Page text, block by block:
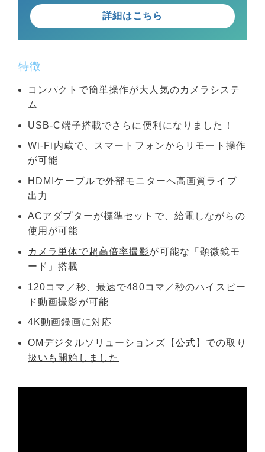
詳細はこちら
特徴
コンパクトで簡単操作が大人気のカメラシステ
ム
USB-C端子搭載でさらに便利になりました！
Wi-Fi内蔵で、スマートフォンからリモート操作
が可能
HDMIケーブルで外部モニターへ高画質ライブ
出力
ACアダプターが標準セットで、給電しながらの
使用が可能
カメラ単体で超高倍率撮影が可能な「顕微鏡モ
ード」搭載
120コマ／秒、最速で480コマ／秒のハイスピー
ド動画撮影が可能
4K動画録画に対応
OMデジタルソリューションズ【公式】での取り
扱いも開始しました